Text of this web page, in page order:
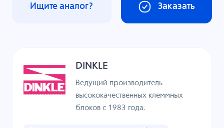
Заказать
Ищите аналог?
DINKLE
Ведущий производитель
высококачественных клеммных
блоков с 1983 года.